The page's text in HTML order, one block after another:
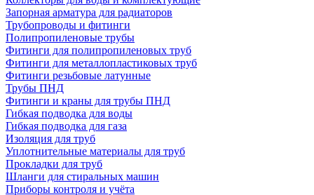
Запорная арматура для радиаторов
Трубопроводы и фитинги
Полипропиленовые трубы
Фитинги для полипропиленовых труб
Фитинги для металлопластиковых труб
Фитинги резьбовые латунные
Трубы ПНД
Фитинги и краны для трубы ПНД
Гибкая подводка для воды
Гибкая подводка для газа
Изоляция для труб
Уплотнительные материалы для труб
Прокладки для труб
Шланги для стиральных машин
Приборы контроля и учёта